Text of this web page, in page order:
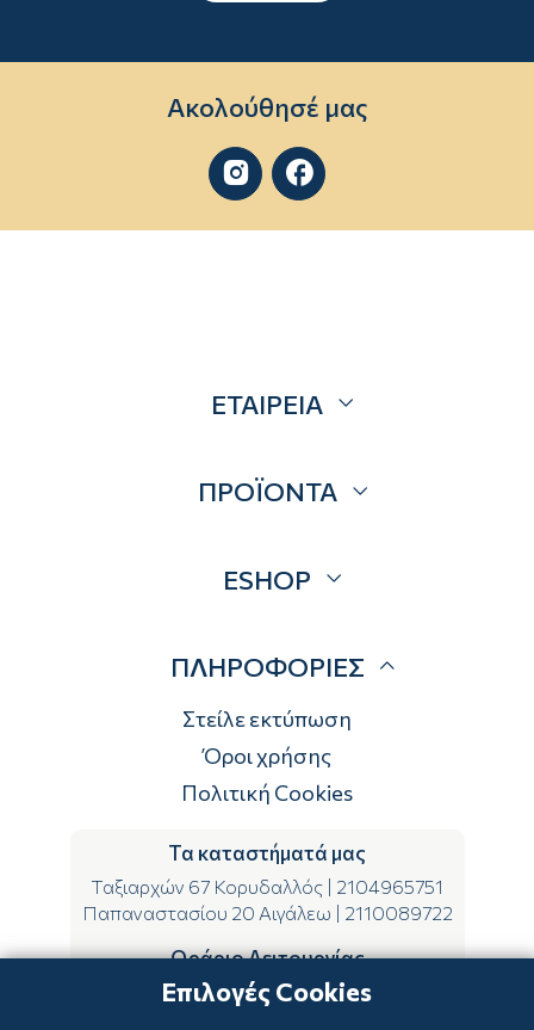
Ακολούθησέ μας
 
ΕΤΑΙΡΕΙΑ
Επικοινωνία
ΠΡΟΪΟΝΤΑ
Brands
ESHOP
Τρόποι αποστολής
Τρόποι πληρωμής
Επιστροφές
ΠΛΗΡΟΦΟΡΙΕΣ
Στείλε εκτύπωση
Όροι χρήσης
Πολιτική Cookies
Τα καταστήματά μας
Ταξιαρχών 67 Κορυδαλλός
2104965751
Παπαναστασίου 20 Αιγάλεω
2110089722
Ωράριο Λειτουργίας
ΔΕ-ΤΕ-ΣΑ 09:00-15:00
Επιλογές Cookies